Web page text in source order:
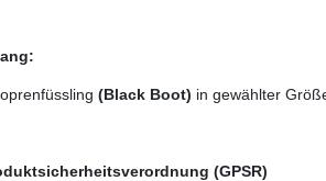
(Black Boot) in gewählter
(GPSR)